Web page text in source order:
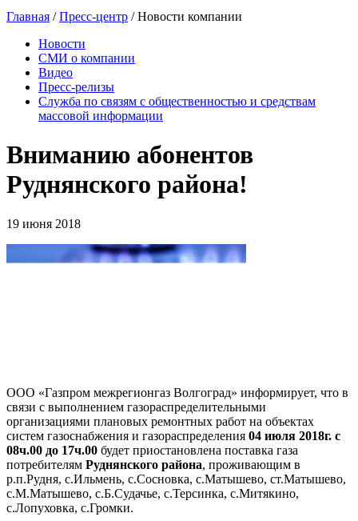
Главная /Пресс-центр / Новости компании
Новости
СМИ о компании
Видео
Пресс-релизы
Служба по связям с общественностью и средствам
массовой информации
Вниманию абонентов
Руднянского района!
19 июня 2018
ООО «Газпром межрегионгаз Волгоград» информирует, что в
связи с выполнением газораспределительными
организациями плановых ремонтных работ на объектах
систем газоснабжения и газораспределения 04 июля 2018г. с
08ч.00 до 17ч.00 будет приостановлена поставка газа
потребителям Руднянского района, проживающим в
р.п.Рудня, с.Ильмень, с.Сосновка, с.Матышево, ст.Матышево,
с.М.Матышево, с.Б.Судачье, с.Терсинка, с.Митякино,
с.Лопуховка, с.Громки.